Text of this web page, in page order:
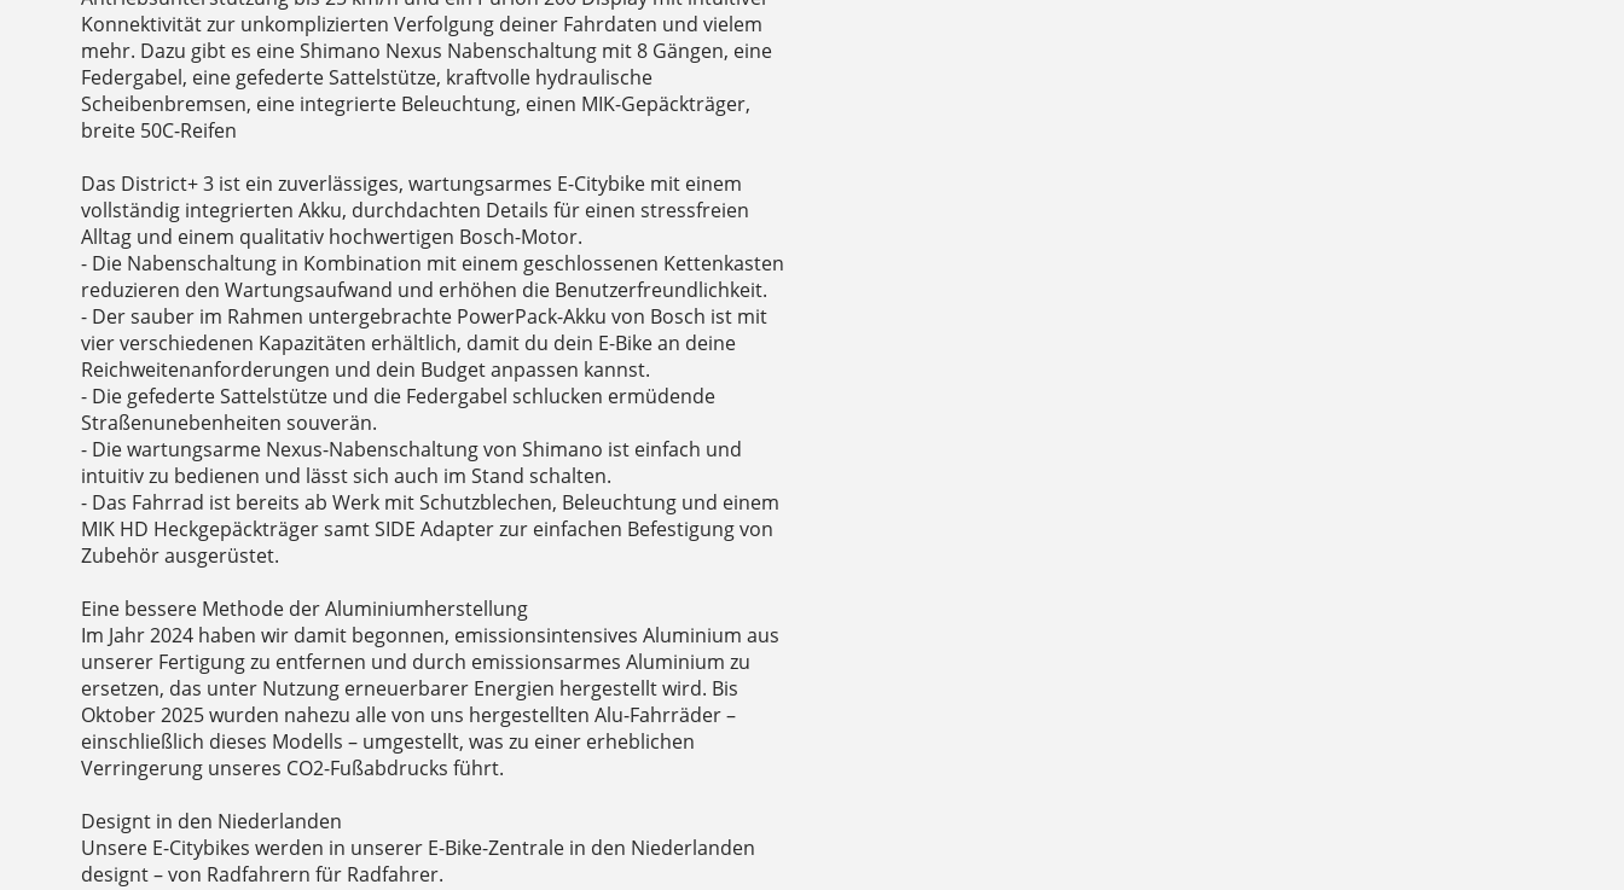
Konnektivität zur unkomplizierten Verfolgung deiner Fahrdaten und vielem
mehr. Dazu gibt es eine Shimano Nexus Nabenschaltung mit 8 Gängen, eine
Federgabel, eine gefederte Sattelstütze, kraftvolle hydraulische
Scheibenbremsen, eine integrierte Beleuchtung, einen MIK-Gepäckträger,
breite 50C-Reifen
Das District+ 3 ist ein zuverlässiges, wartungsarmes E-Citybike mit einem
vollständig integrierten Akku, durchdachten Details für einen stressfreien
Alltag und einem qualitativ hochwertigen Bosch-Motor.
- Die Nabenschaltung in Kombination mit einem geschlossenen Kettenkasten
reduzieren den Wartungsaufwand und erhöhen die Benutzerfreundlichkeit.
- Der sauber im Rahmen untergebrachte PowerPack-Akku von Bosch ist mit
vier verschiedenen Kapazitäten erhältlich, damit du dein E-Bike an deine
Reichweitenanforderungen und dein Budget anpassen kannst.
- Die gefederte Sattelstütze und die Federgabel schlucken ermüdende
Straßenunebenheiten souverän.
- Die wartungsarme Nexus-Nabenschaltung von Shimano ist einfach und
intuitiv zu bedienen und lässt sich auch im Stand schalten.
- Das Fahrrad ist bereits ab Werk mit Schutzblechen, Beleuchtung und einem
MIK HD Heckgepäckträger samt SIDE Adapter zur einfachen Befestigung von
Zubehör ausgerüstet.
Eine bessere Methode der Aluminiumherstellung
Im Jahr 2024 haben wir damit begonnen, emissionsintensives Aluminium aus
unserer Fertigung zu entfernen und durch emissionsarmes Aluminium zu
ersetzen, das unter Nutzung erneuerbarer Energien hergestellt wird. Bis
Oktober 2025 wurden nahezu alle von uns hergestellten Alu-Fahrräder –
einschließlich dieses Modells – umgestellt, was zu einer erheblichen
Verringerung unseres CO2-Fußabdrucks führt.
Designt in den Niederlanden
Unsere E-Citybikes werden in unserer E-Bike-Zentrale in den Niederlanden
designt – von Radfahrern für Radfahrer.